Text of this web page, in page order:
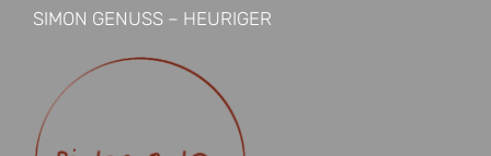
SIMON GENUSS – HEURIGER